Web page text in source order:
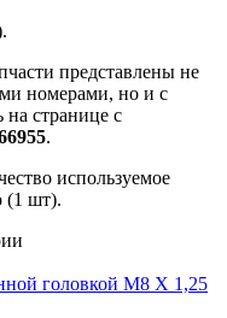
представлены не
номерами, но и с
странице с
.
используемое
(1 шт).
головкой M8 X 1,25